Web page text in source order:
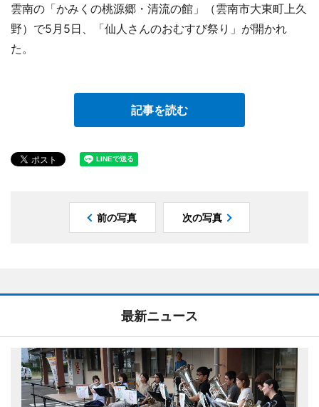
雲南の「かみくの桃源郷・清流の館」（雲南市大東町上久
野）で5月5日、「仙人さんのおむすび祭り」が開かれ
た。
記事を読む
前の写真 次の写真
最新ニュース